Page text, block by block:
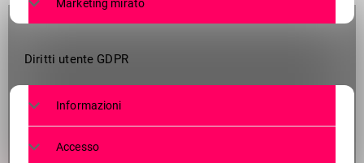
Marketing mirato
Diritti utente GDPR
Informazioni
Accesso